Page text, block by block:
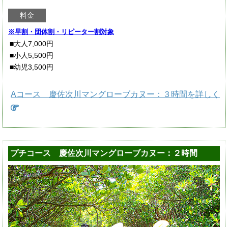
料金
※早割・団体割・リピーター割対象
■大人7,000円
■小人5,500円
■幼児3,500円
Aコース 慶佐次川マングローブカヌー：３時間を詳しく
プチコース 慶佐次川マングローブカヌー：２時間